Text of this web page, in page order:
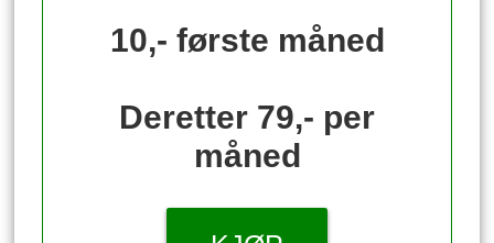
10,- første måned
Deretter 79,- per
måned